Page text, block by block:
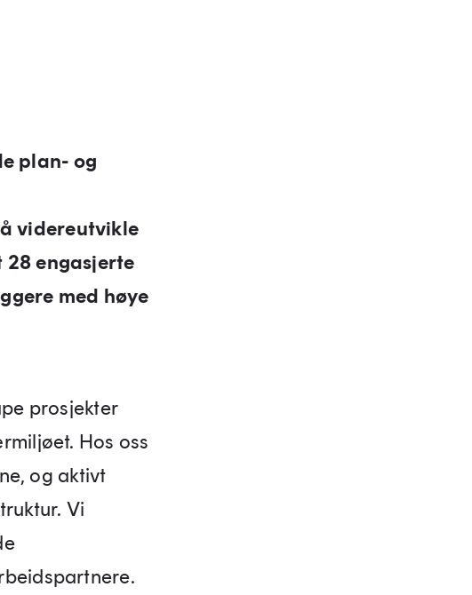
plan- og
videreutvikle
engasjerte
med høye
prosjekter
Hos oss
og aktivt
Vi